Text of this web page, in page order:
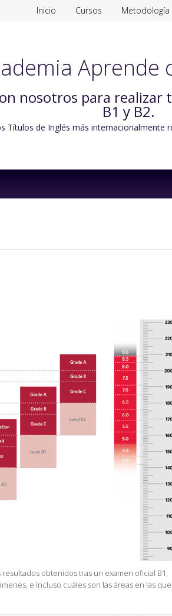
Inicio Cursos Metodología
Aprende
nosotros para realizar
B1 y B2.
Títulos de Inglés más internacionalmente
content
obtenidos tras un examen oficial B1,
e incluso cuáles son las áreas en las que